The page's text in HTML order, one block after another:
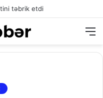
təbrik etdi